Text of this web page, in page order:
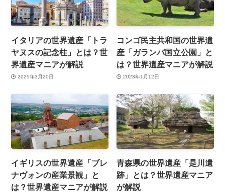
イタリアの世界遺産「トラ
ヤヌスの記念柱」とは？世
界遺産マニアが解説
2025年3月20日
コンゴ民主共和国の世界遺
産「ガランバ国立公園」と
は？世界遺産マニアが解説
2023年1月12日
イギリスの世界遺産「ブレ
ナヴォンの産業景観」と
は？世界遺産マニアが解説
青森県の世界遺産「是川遺
跡」とは？世界遺産マニア
が解説